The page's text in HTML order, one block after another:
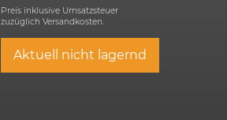
Preis inklusive Umsatzsteuer
zuzüglich Versandkosten.
Aktuell nicht lagernd